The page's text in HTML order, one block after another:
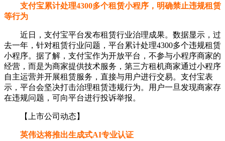
支付宝累计处理4300多个租赁小程序，明确禁止违规租赁
等行为
近日，支付宝平台发布租赁行业治理成果。数据显示，过
去一年，针对租赁行业问题，平台累计处理4300多个违规租赁
小程序。据了解，支付宝作为开放平台，不参与小程序商家的
经营，而是为商家提供技术服务，第三方租机商家通过小程序
自主运营并开展租赁服务，直接与用户进行交易。支付宝表
示，平台会坚决打击治理租赁违规行为。用户一旦发现商家存
在违规问题，可向平台进行投诉举报。
【上市公司动态】
英伟达将推出生成式AI专业认证